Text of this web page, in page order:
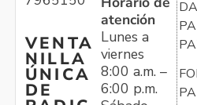
VENTA
NILLA
ÚNICA
DE
atención
Lunes a
viernes
8:00 a.m. –
6:00 p.m.